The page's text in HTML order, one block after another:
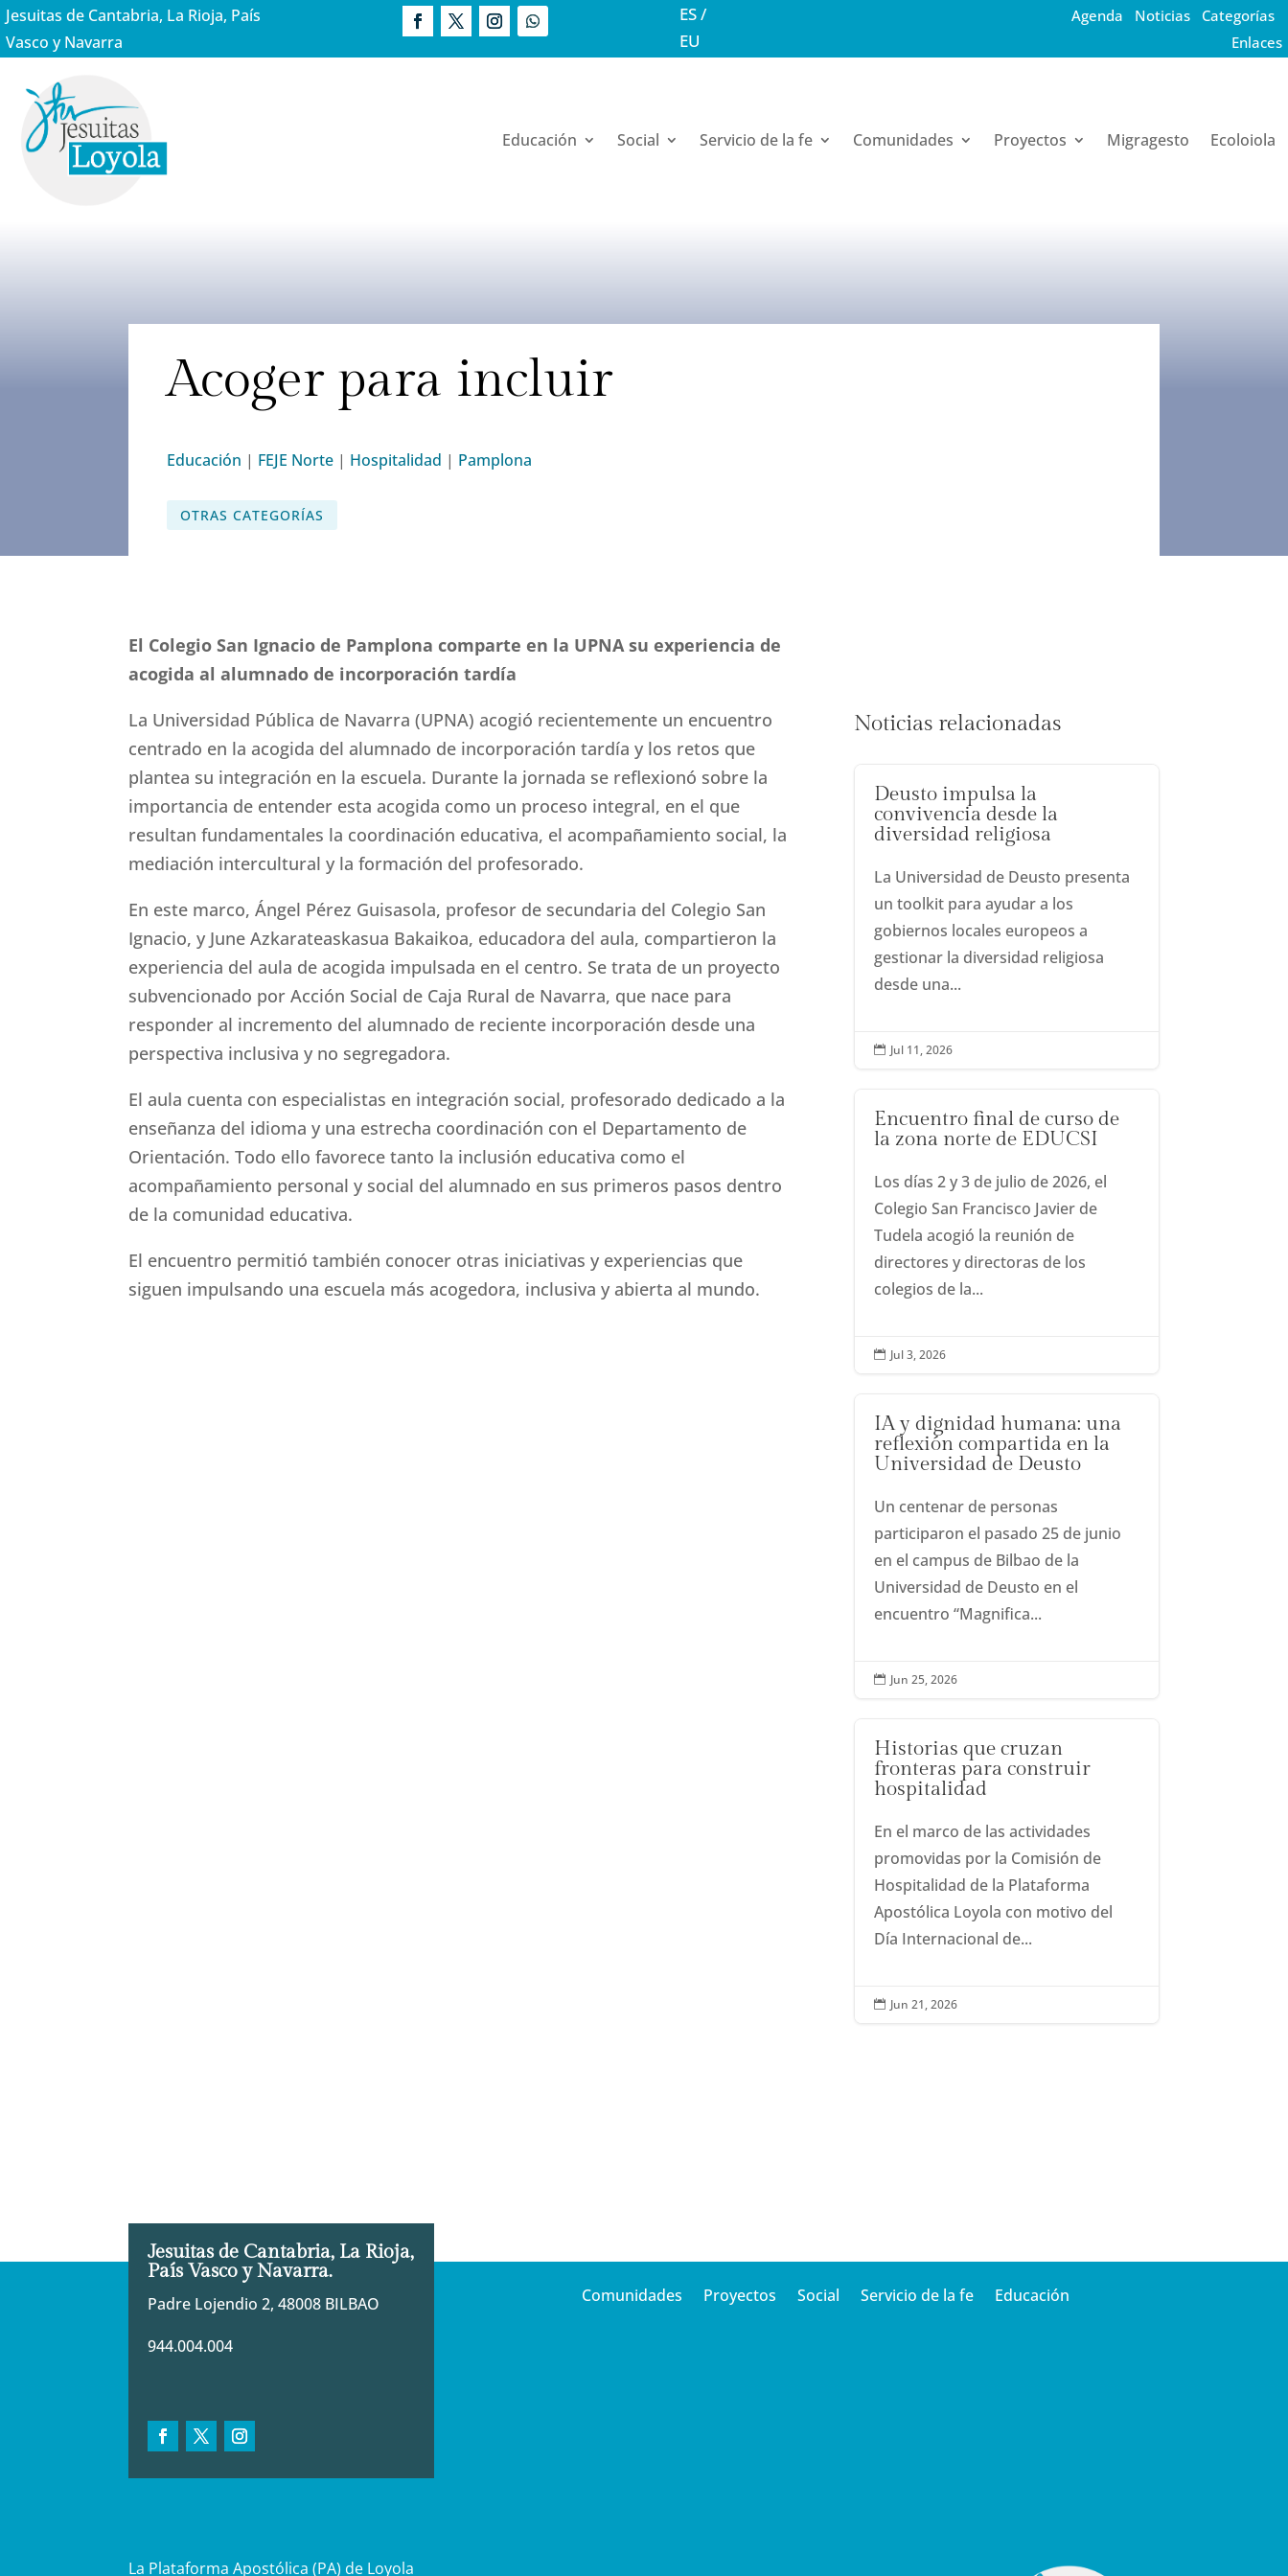
Jesuitas de Cantabria, La Rioja, País
Vasco y Navarra
ES/
EU
Agenda Noticias· Categorías·
Enlaces
Educación Social Servicio de la fe Comunidades Proyectos Migragesto Ecoloiola
Acoger para incluir
Educación | FEJE Norte | Hospitalidad | Pamplona
OTRAS CATEGORÍAS
El Colegio San Ignacio de Pamplona comparte en la UPNA su experiencia de
acogida al alumnado de incorporación tardía
La Universidad Pública de Navarra (UPNA) acogió recientemente un encuentro
centrado en la acogida del alumnado de incorporación tardía y los retos que
plantea su integración en la escuela. Durante la jornada se reflexionó sobre la
importancia de entender esta acogida como un proceso integral, en el que
resultan fundamentales la coordinación educativa, el acompañamiento social, la
mediación intercultural y la formación del profesorado.
En este marco, Ángel Pérez Guisasola, profesor de secundaria del Colegio San
Ignacio, y June Azkarateaskasua Bakaikoa, educadora del aula, compartieron la
experiencia del aula de acogida impulsada en el centro. Se trata de un proyecto
subvencionado por Acción Social de Caja Rural de Navarra, que nace para
responder al incremento del alumnado de reciente incorporación desde una
perspectiva inclusiva y no segregadora.
El aula cuenta con especialistas en integración social, profesorado dedicado a la
enseñanza del idioma y una estrecha coordinación con el Departamento de
Orientación. Todo ello favorece tanto la inclusión educativa como el
acompañamiento personal y social del alumnado en sus primeros pasos dentro
de la comunidad educativa.
El encuentro permitió también conocer otras iniciativas y experiencias que
siguen impulsando una escuela más acogedora, inclusiva y abierta al mundo.
Noticias relacionadas
Deusto impulsa la
convivencia desde la
diversidad religiosa
La Universidad de Deusto presenta
un toolkit para ayudar a los
gobiernos locales europeos a
gestionar la diversidad religiosa
desde una...
 Jul 11, 2026
Encuentro final de curso de
la zona norte de EDUCSI
Los días 2 y 3 de julio de 2026, el
Colegio San Francisco Javier de
Tudela acogió la reunión de
directores y directoras de los
colegios de la...
 Jul 3, 2026
IA y dignidad humana: una
reflexión compartida en la
Universidad de Deusto
Un centenar de personas
participaron el pasado 25 de junio
en el campus de Bilbao de la
Universidad de Deusto en el
encuentro “Magnifica...
 Jun 25, 2026
Historias que cruzan
fronteras para construir
hospitalidad
En el marco de las actividades
promovidas por la Comisión de
Hospitalidad de la Plataforma
Apostólica Loyola con motivo del
Día Internacional de...
 Jun 21, 2026
Jesuitas de Cantabria, La Rioja,
País Vasco y Navarra.
Padre Lojendio 2, 48008 BILBAO
944.004.004
Comunidades Proyectos Social Servicio de la fe Educación
La Plataforma Apostólica (PA) de Loyola